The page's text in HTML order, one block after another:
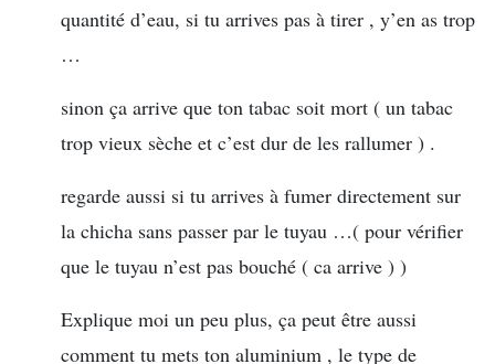
quantité d’eau, si tu arrives pas à tirer , y’en as trop
…
sinon ça arrive que ton tabac soit mort ( un tabac
trop vieux sèche et c’est dur de les rallumer ) .
regarde aussi si tu arrives à fumer directement sur
la chicha sans passer par le tuyau …( pour vérifier
que le tuyau n’est pas bouché ( ca arrive ) )
Explique moi un peu plus, ça peut être aussi
comment tu mets ton aluminium , le type de